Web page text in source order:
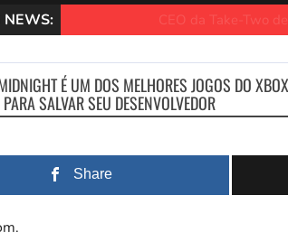
NEWS: CEO da Take-Two defende
É UM DOS MELHORES JOGOS DO
SALVAR SEU DESENVOLVEDOR
Share